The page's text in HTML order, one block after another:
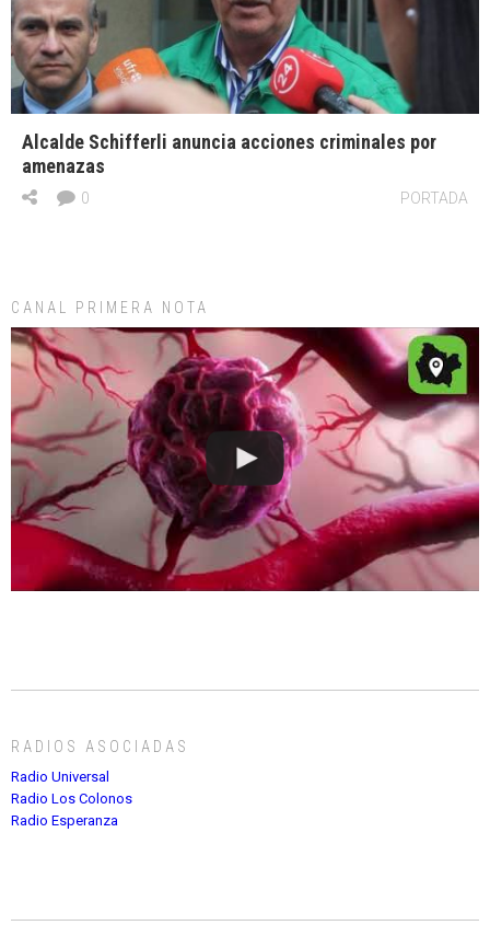
Alcalde Schifferli anuncia acciones criminales por
amenazas
PORTADA
0
CANAL PRIMERA NOTA
RADIOS ASOCIADAS
Radio Universal
Radio Los Colonos
Radio Esperanza